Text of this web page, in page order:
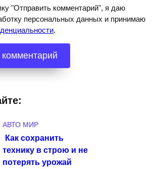
"Отправить комментарий", я даю
персональных данных и принимаю
.
АВТО МИР
Как сохранить
технику в строю и не
потерять урожай